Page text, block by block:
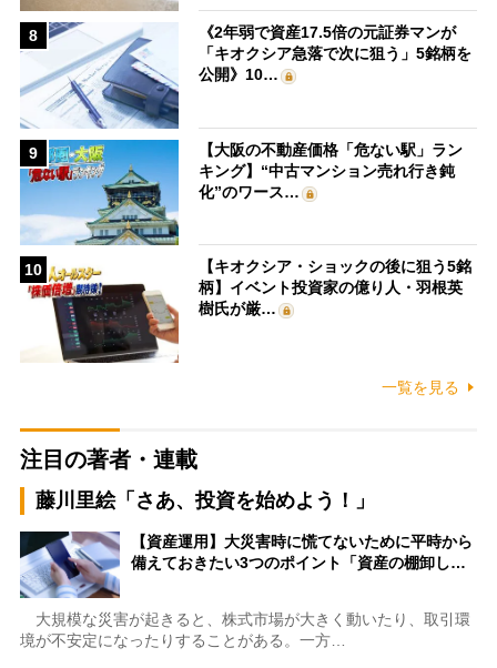
8
《2年弱で資産17.5倍の元証券マンが
「キオクシア急落で次に狙う」5銘柄を
公開》10…
9
【大阪の不動産価格「危ない駅」ラン
キング】“中古マンション売れ行き鈍
化”のワース…
10
【キオクシア・ショックの後に狙う5銘
柄】イベント投資家の億り人・羽根英
樹氏が厳…
一覧を見る
注目の著者・連載
藤川里絵「さあ、投資を始めよう！」
【資産運用】大災害時に慌てないために平時から
備えておきたい3つのポイント「資産の棚卸し…
大規模な災害が起きると、株式市場が大きく動いたり、取引環
境が不安定になったりすることがある。一方…